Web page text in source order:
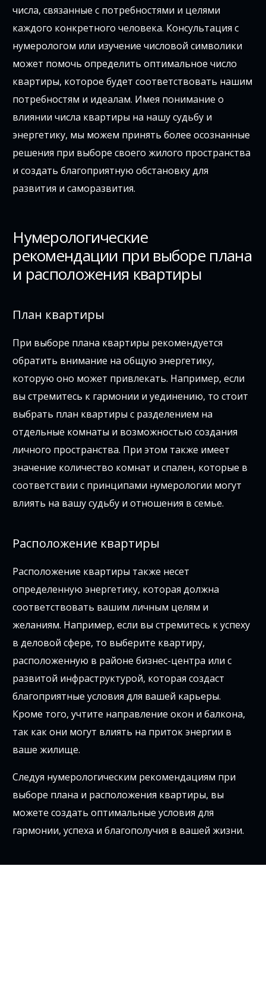
числа, связанные с потребностями и целями
каждого конкретного человека. Консультация с
нумерологом или изучение числовой символики
может помочь определить оптимальное число
квартиры, которое будет соответствовать нашим
потребностям и идеалам. Имея понимание о
влиянии числа квартиры на нашу судьбу и
энергетику, мы можем принять более осознанные
решения при выборе своего жилого пространства
и создать благоприятную обстановку для
развития и саморазвития.
Нумерологические
рекомендации при выборе плана
и расположения квартиры
План квартиры
При выборе плана квартиры рекомендуется
обратить внимание на общую энергетику,
которую оно может привлекать. Например, если
вы стремитесь к гармонии и уединению, то стоит
выбрать план квартиры с разделением на
отдельные комнаты и возможностью создания
личного пространства. При этом также имеет
значение количество комнат и спален, которые в
соответствии с принципами нумерологии могут
влиять на вашу судьбу и отношения в семье.
Расположение квартиры
Расположение квартиры также несет
определенную энергетику, которая должна
соответствовать вашим личным целям и
желаниям. Например, если вы стремитесь к успеху
в деловой сфере, то выберите квартиру,
расположенную в районе бизнес-центра или с
развитой инфраструктурой, которая создаст
благоприятные условия для вашей карьеры.
Кроме того, учтите направление окон и балкона,
так как они могут влиять на приток энергии в
ваше жилище.
Следуя нумерологическим рекомендациям при
выборе плана и расположения квартиры, вы
можете создать оптимальные условия для
гармонии, успеха и благополучия в вашей жизни.